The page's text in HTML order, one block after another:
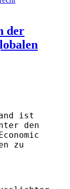
der
ist
den
zu